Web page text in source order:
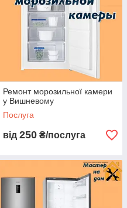
Ремонт морозильної камери
у Вишневому
Послуга
від 250 ₴/послуга